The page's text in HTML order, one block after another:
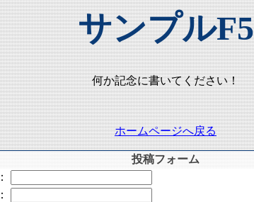
サンプルF5
何か記念に書いてください！
ホームページへ戻る
投稿フォーム